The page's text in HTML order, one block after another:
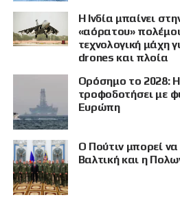
Η Ινδία μπαίνει
«αόρατου»
τεχνολογική μάχη
drones και πλοία
Ορόσημο το 2028:
τροφοδοτήσει με
Ευρώπη
Ο Πούτιν μπορεί
Βαλτική και η